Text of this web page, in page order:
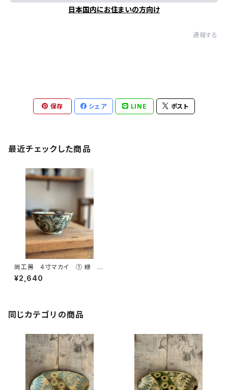
日本国内にお住まいの方向け
通報する
保存 シェア LINE ポスト
最近チェックした商品
尚工房 4寸マカイ ① 緑
やちむん
¥2,640
同じカテゴリの商品